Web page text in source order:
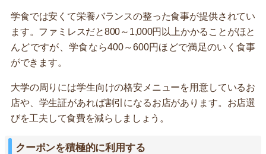
学食では安くて栄養バランスの整った食事が提供されてい
ます。ファミレスだと800～1,000円以上かかることがほと
んどですが、学食なら400～600円ほどで満足のいく食事
ができます。
大学の周りには学生向けの格安メニューを用意しているお
店や、学生証があれば割引になるお店があります。お店選
びを工夫して食費を減らしましょう。
クーポンを積極的に利用する